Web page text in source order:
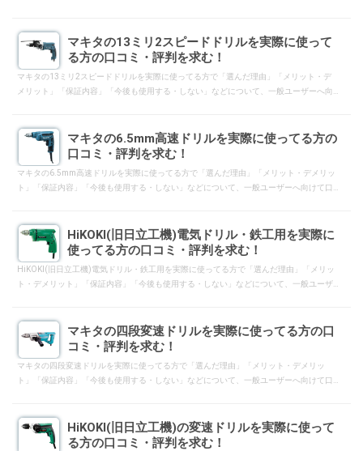
マキタの13ミリ2スピードドリルを実際に使って
る方の口コミ・評判を求む！
マキタの13ミリ2スピードドリルを実際に使ってる方で「選んだ理由」「メリット・デ
メリット」「保証内容」「今後も使用する・しない」などについて、一般ユーザーへ向
マキタの6.5mm高速ドリルを実際に使ってる方の
口コミ・評判を求む！
マキタの6.5mm高速ドリルを実際に使ってる方で「選んだ理由」「メリット・デメリッ
ト」「保証内容」「今後も使用する・しない」などについて、一般ユーザーへ向けて口
HiKOKI(旧日立工機)電気ドリル・鉄工用を実際に
使ってる方の口コミ・評判を求む！
HiKOKI(旧日立工機)電気ドリル・鉄工用を実際に使ってる方で「選んだ理由」「メリッ
ト・デメリット」「保証内容」「今後も使用する・しない」などについて、一般ユーザ
マキタの四段変速ドリルを実際に使ってる方の口
コミ・評判を求む！
マキタの四段変速ドリルを実際に使ってる方で「選んだ理由」「メリット・デメリッ
ト」「保証内容」「今後も使用する・しない」などについて、一般ユーザーへ向けて口
HiKOKI(旧日立工機)の変速ドリルを実際に使って
る方の口コミ・評判を求む！